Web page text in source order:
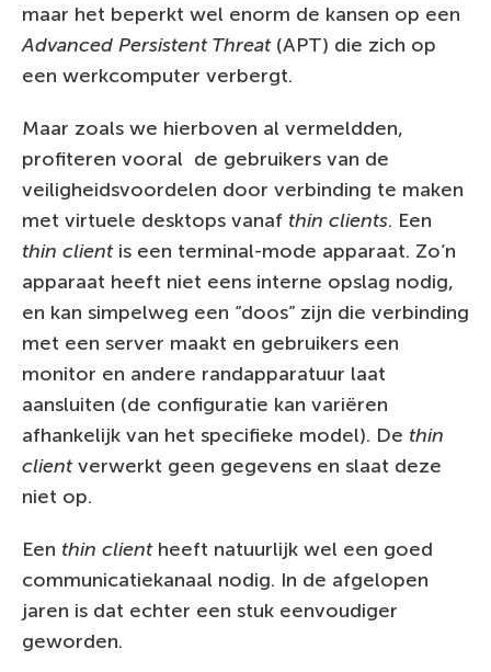
maar het beperkt wel enorm de kansen op een
Advanced Persistent Threat(APT) die zich op
een werkcomputer verbergt.
Maar zoals we hierboven al vermeldden,
profiteren vooral de gebruikers van de
veiligheidsvoordelen door verbinding te maken
met virtuele desktops vanaf thin clients. Een
thin clientis een terminal-mode apparaat. Zo’n
apparaat heeft niet eens interne opslag nodig,
en kan simpelweg een “doos” zijn die verbinding
met een server maakt en gebruikers een
monitor en andere randapparatuur laat
aansluiten (de configuratie kan variëren
afhankelijk van het specifieke model). De thin
clientverwerkt geen gegevens en slaat deze
niet op.
Een thin clientheeft natuurlijk wel een goed
communicatiekanaal nodig. In de afgelopen
jaren is dat echter een stuk eenvoudiger
geworden.